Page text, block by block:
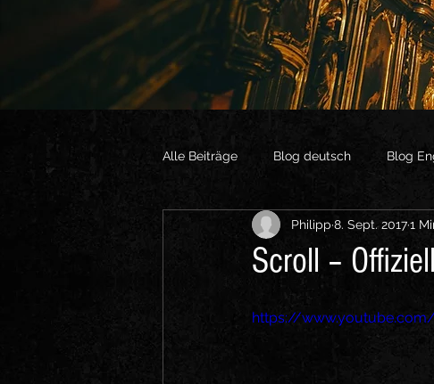
Alle Beiträge Blog deutsch Blog
Vlogs English Sonstige Videos
Scroll –
Philipp 8. Sept. 20171
https://